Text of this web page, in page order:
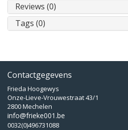
Reviews (0)
Tags (0)
Contactgegevens
Frieda Hoogewys
Onze-Lieve-Vrouwestraat 43/1
2800 Mechelen
info@frieke001.be
0032(0)496731088